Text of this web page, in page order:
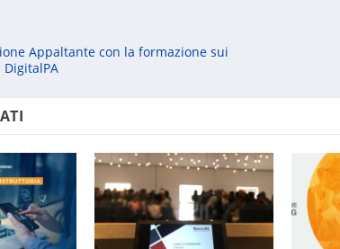
Appaltante con la formazione sui